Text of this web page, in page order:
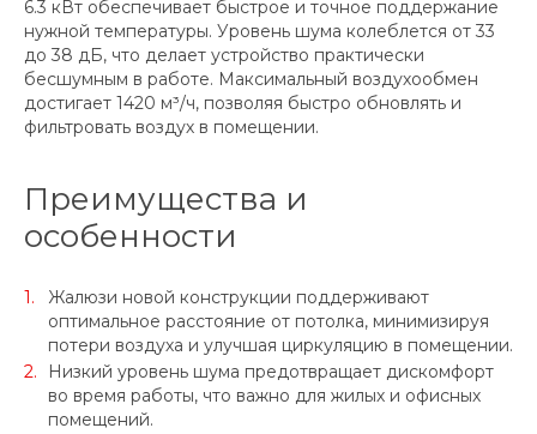
6.3 кВт обеспечивает быстрое и точное поддержание
нужной температуры. Уровень шума колеблется от 33
до 38 дБ, что делает устройство практически
бесшумным в работе. Максимальный воздухообмен
достигает 1420 м³/ч, позволяя быстро обновлять и
фильтровать воздух в помещении.
Преимущества и
особенности
Жалюзи новой конструкции поддерживают
оптимальное расстояние от потолка, минимизируя
потери воздуха и улучшая циркуляцию в помещении.
Низкий уровень шума предотвращает дискомфорт
во время работы, что важно для жилых и офисных
помещений.